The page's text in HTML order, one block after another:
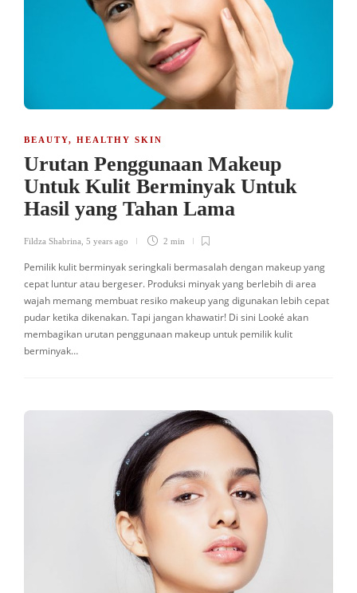
BEAUTY, HEALTHY SKIN
Urutan Penggunaan Makeup
Untuk Kulit Berminyak Untuk
Hasil yang Tahan Lama
Fildza Shabrina 5 years ago 2 min
Pemilik kulit berminyak seringkali bermasalah dengan makeup yang
cepat luntur atau bergeser. Produksi minyak yang berlebih di area
wajah memang membuat resiko makeup yang digunakan lebih cepat
pudar ketika dikenakan. Tapi jangan khawatir! Di sini Looké akan
membagikan urutan penggunaan makeup untuk pemilik kulit
berminyak…